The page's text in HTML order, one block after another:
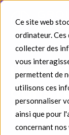
Ce site web
ordinateur.
collecter des
vous
permettent de
utilisons ces
personnaliser
ainsi que pour
concernant
Livre
dans